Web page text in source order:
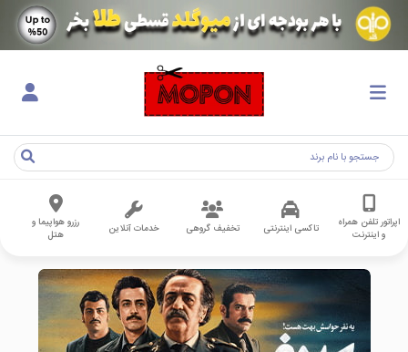
اپراتور تلفن همراه
و اینترنت
تاکسی اینترنتی تخفیف گروهی خدمات آنلاین
رزرو هواپیما و
هتل